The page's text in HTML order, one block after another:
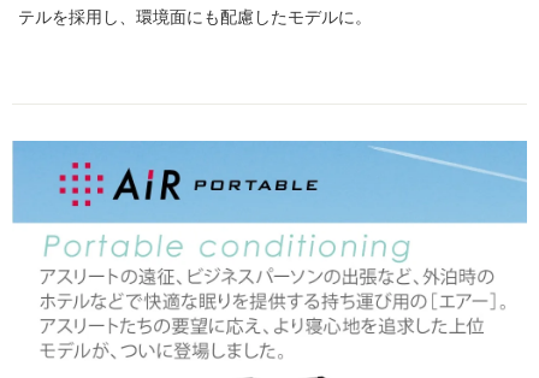
テルを採用し、環境面にも配慮したモデルに。